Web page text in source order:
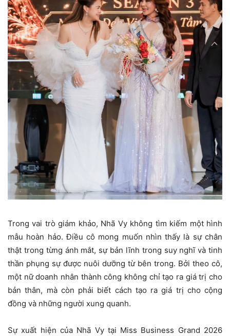
Trong vai trò giám khảo, Nhã Vy không tìm kiếm một hình
mẫu hoàn hảo. Điều cô mong muốn nhìn thấy là sự chân
thật trong từng ánh mắt, sự bản lĩnh trong suy nghĩ và tinh
thần phụng sự được nuôi dưỡng từ bên trong. Bởi theo cô,
một nữ doanh nhân thành công không chỉ tạo ra giá trị cho
bản thân, mà còn phải biết cách tạo ra giá trị cho cộng
đồng và những người xung quanh.
Sự xuất hiện của Nhã Vy tại Miss Business Grand 2026